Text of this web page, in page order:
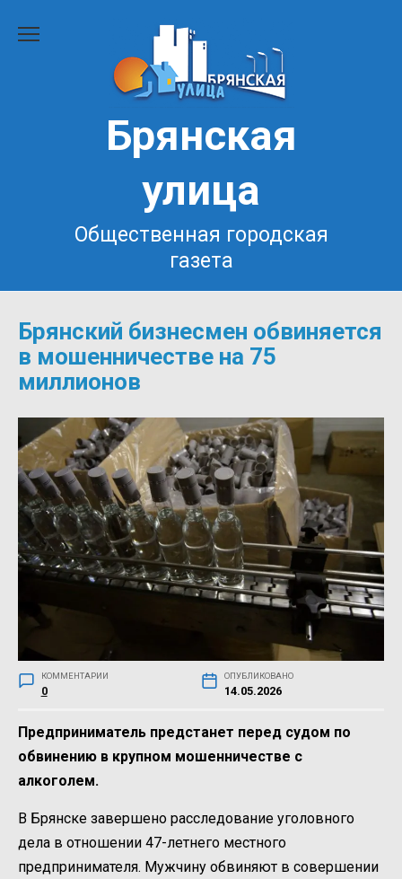
Брянская
улица
Общественная городская
газета
Брянский бизнесмен обвиняется
в мошенничестве на 75
миллионов
КОММЕНТАРИИ
0
ОПУБЛИКОВАНО
14.05.2026
Предприниматель предстанет перед судом по
обвинению в крупном мошенничестве с
алкоголем.
В Брянске завершено расследование уголовного
дела в отношении 47-летнего местного
предпринимателя. Мужчину обвиняют в совершении